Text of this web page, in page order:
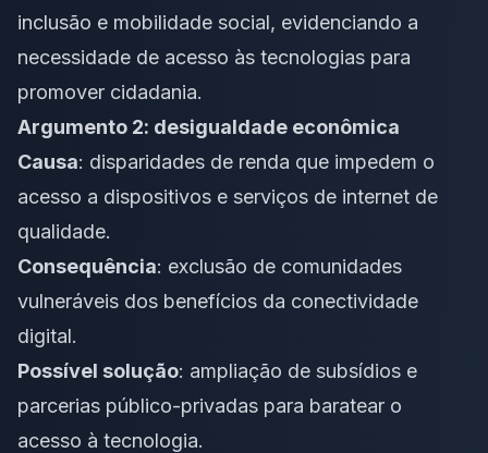
inclusão e mobilidade social, evidenciando a
necessidade de acesso às tecnologias para
promover cidadania.
Argumento 2: desigualdade econômica
Causa: disparidades de renda que impedem o
acesso a dispositivos e serviços de internet de
qualidade.
Consequência: exclusão de comunidades
vulneráveis dos benefícios da conectividade
digital.
Possível solução: ampliação de subsídios e
parcerias público-privadas para baratear o
acesso à tecnologia.